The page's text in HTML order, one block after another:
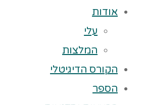
אודות
עלי
המלצות
הקורס הדיגיטלי
הספר